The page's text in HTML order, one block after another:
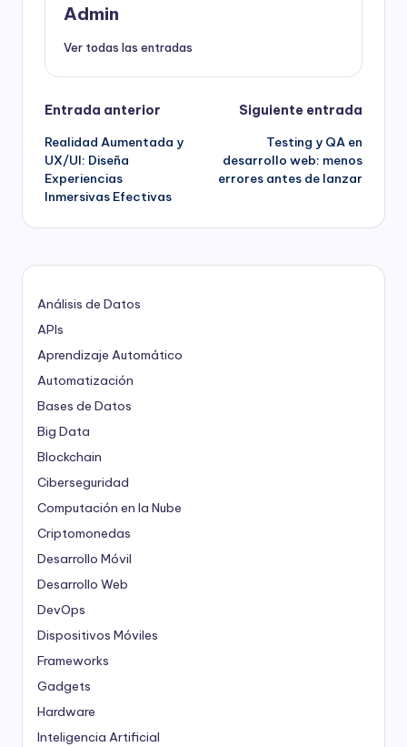
Admin
Ver todas las entradas
Navegación
de
entradas
Entrada anterior
Realidad Aumentada y
UX/UI: Diseña
Experiencias
Inmersivas Efectivas
Siguiente entrada
Testing y QA en
desarrollo web: menos
errores antes de lanzar
Análisis de Datos
APIs
Aprendizaje Automático
Automatización
Bases de Datos
Big Data
Blockchain
Ciberseguridad
Computación en la Nube
Criptomonedas
Desarrollo Móvil
Desarrollo Web
DevOps
Dispositivos Móviles
Frameworks
Gadgets
Hardware
Inteligencia Artificial